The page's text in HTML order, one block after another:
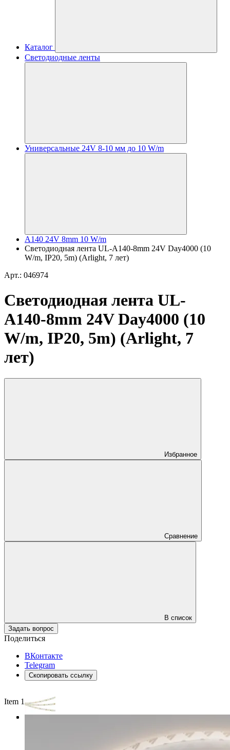
Каталог
Светодиодные ленты
Универсальные 24V 8-10 мм до 10 W/m
A140 24V 8mm 10 W/m
Светодиодная лента UL-A140-8mm 24V Day4000 (10
W/m, IP20, 5m) (Arlight, 7 лет)
Арт.: 046974
Светодиодная лента UL-
A140-8mm 24V Day4000 (10
W/m, IP20, 5m) (Arlight, 7
лет)
Избранное
Сравнение
В список
Задать вопрос
Поделиться
ВКонтакте
Telegram
Скопировать ссылку
Item 1 of 3